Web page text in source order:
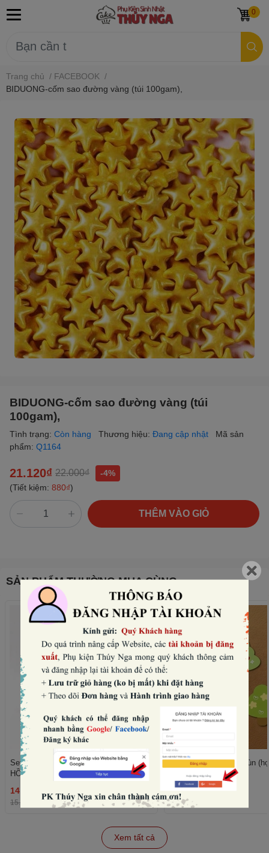
0
Trang chủ / FACEBOOK /
BIDUONG-cốm sao đường vàng (túi 100gam),
BIDUONG-cốm sao đường vàng (túi
100gam),
Tình trạng: Còn hàng Thương hiệu: Đang cập nhật
Mã sản
phẩm: Q1164
21.120₫ 22.000₫
-4%
(Tiết kiệm: 880₫)
THÊM VÀO GIỎ
SẢN PHẨM THƯỜNG MUA CÙNG
Set 10 mũ sinh nhật hình vương miện-
HỒNG NHẠT (con voi).
14.400₫
15.000₫ -4%
THÊM
Set 50 cây giấy xanh lùn
trái tim).
11.520₫
12.000₫
Xem tất cả